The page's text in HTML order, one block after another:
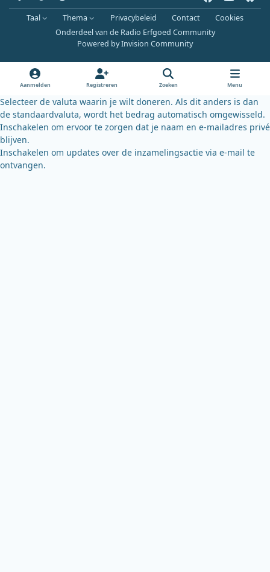
a
c
e
o
k
o
u
b
l
u
k
y
Taal Thema Privacybeleid Contact
Cookies
Onderdeel van de Radio Erfgoed Community
Powered byInvision Community
Aanmelden Registreren Zoeken Menu
Selecteer de valuta waarin je wilt doneren. Als dit anders is dan
de standaardvaluta, wordt het bedrag automatisch omgewisseld.
Inschakelen om ervoor te zorgen dat je naam en e-mailadres privé
blijven.
Inschakelen om updates over de inzamelingsactie via e-mail te
ontvangen.